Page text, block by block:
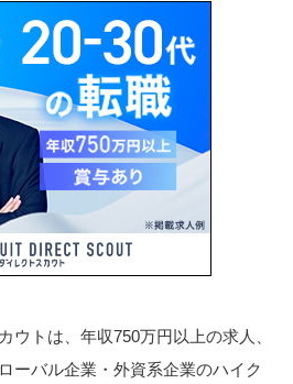
ウトは、年収750万円以上の求人、
ーバル企業・外資系企業のハイク